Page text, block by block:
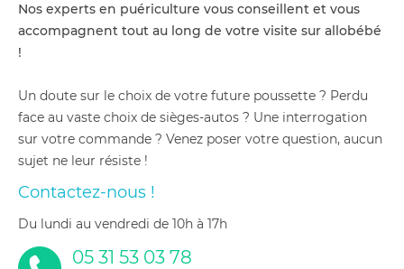
Nos experts en puériculture vous conseillent et vous
accompagnent tout au long de votre visite sur allobébé
!
Un doute sur le choix de votre future poussette ? Perdu
face au vaste choix de sièges-autos ? Une interrogation
sur votre commande ? Venez poser votre question, aucun
sujet ne leur résiste !
Contactez-nous !
du lundi au vendredi de 10h à 17h
05 31 53 03 78